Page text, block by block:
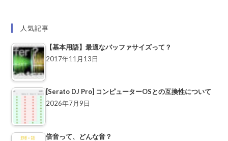
人気記事
【基本用語】最適なバッファサイズって？
2017年11月13日
[Serato DJ Pro] コンピューターOSとの互換性について
2026年7月9日
倍音って、どんな音？